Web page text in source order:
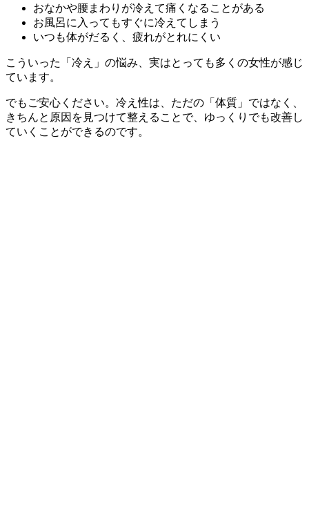
おなかや腰まわりが冷えて痛くなることがある
お風呂に入ってもすぐに冷えてしまう
いつも体がだるく、疲れがとれにくい
こういった「冷え」の悩み、実はとっても多くの女性が感じ
ています。
でもご安心ください。冷え性は、ただの「体質」ではなく、
きちんと原因を見つけて整えることで、ゆっくりでも改善し
ていくことができるのです。